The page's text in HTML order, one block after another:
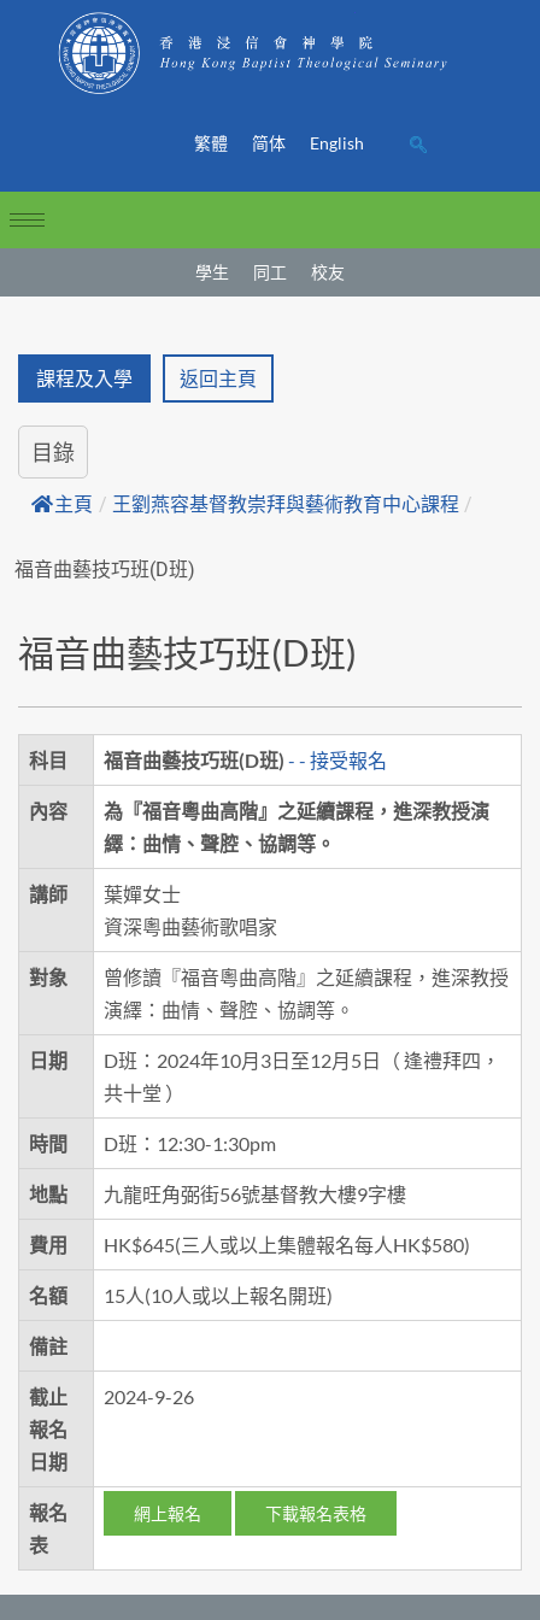
繁體 简体 English
學生 同工 校友
課程及入學 返回主頁
目錄
主頁 / 王劉燕容基督教崇拜與藝術教育中心課程 /
福音曲藝技巧班(D班)
福音曲藝技巧班(D班)
科目 福音曲藝技巧班(D班) - - 接受報名
內容
為『福音粵曲高階』之延續課程，進深教授演
繹：曲情、聲腔、協調等。
講師
葉嬋女士
資深粵曲藝術歌唱家
對象
曾修讀『福音粵曲高階』之延續課程，進深教授
演繹：曲情、聲腔、協調等。
日期
D班：2024年10月3日至12月5日（ 逢禮拜四，
共十堂 ）
時間 D班：12:30-1:30pm
地點 九龍旺角弼街56號基督教大樓9字樓
費用 HK$645(三人或以上集體報名每人HK$580)
名額 15人(10人或以上報名開班)
備註
截止
報名
日期
2024-9-26
報名
表
網上報名 下載報名表格